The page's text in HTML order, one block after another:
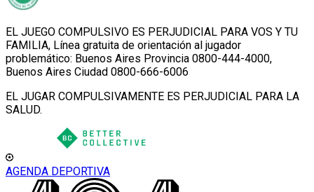
EL JUEGO COMPULSIVO ES PERJUDICIAL PARA VOS Y TU
FAMILIA, Línea gratuita de orientación al jugador
problemático: Buenos Aires Provincia 0800-444-4000,
Buenos Aires Ciudad 0800-666-6006
EL JUGAR COMPULSIVAMENTE ES PERJUDICIAL PARA LA
SALUD.
AGENDA DEPORTIVA